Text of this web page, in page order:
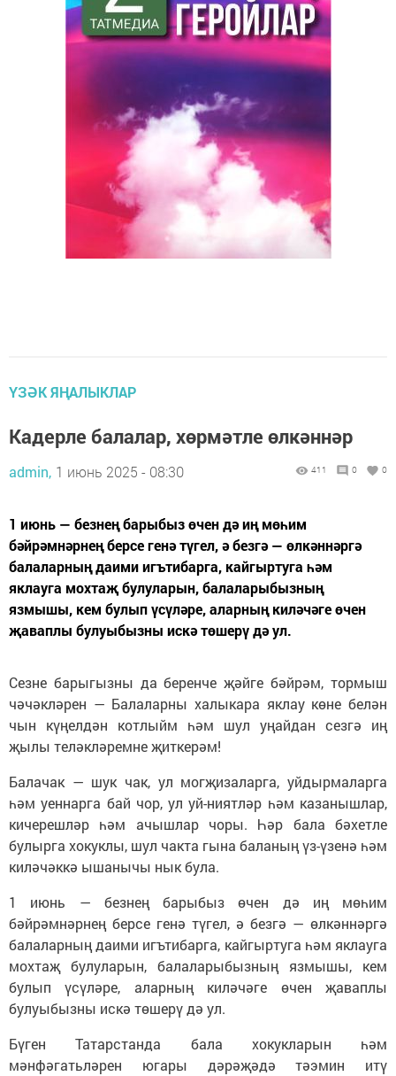
ҮЗӘК ЯҢАЛЫКЛАР
Кадерле балалар, хөрмәтле өлкәннәр
admin, 1 июнь 2025 - 08:30 411 0 0
1 июнь — безнең барыбыз өчен дә иң мөһим
бәйрәмнәрнең берсе генә түгел, ә безгә — өлкәннәргә
балаларның даими игътибарга, кайгыртуга һәм
яклауга мохтаҗ булуларын, балаларыбызның
язмышы, кем булып үсүләре, аларның киләчәге өчен
җаваплы булуыбызны искә төшерү дә ул.
Сезне барыгызны да беренче җәйге бәйрәм, тормыш
чәчәкләрен — Балаларны халыкара яклау көне белән
чын күңелдән котлыйм һәм шул уңайдан сезгә иң
җылы теләкләремне җиткерәм!
Балачак — шук чак, ул могҗизаларга, уйдырмаларга
һәм уеннарга бай чор, ул уй-ниятләр һәм казанышлар,
кичерешләр һәм ачышлар чоры. Һәр бала бәхетле
булырга хокуклы, шул чакта гына баланың үз-үзенә һәм
киләчәккә ышанычы нык була.
1 июнь — безнең барыбыз өчен дә иң мөһим
бәйрәмнәрнең берсе генә түгел, ә безгә — өлкәннәргә
балаларның даими игътибарга, кайгыртуга һәм яклауга
мохтаҗ булуларын, балаларыбызның язмышы, кем
булып үсүләре, аларның киләчәге өчен җаваплы
булуыбызны искә төшерү дә ул.
Бүген Татарстанда бала хокукларын һәм
мәнфәгатьләрен югары дәрәҗәдә тәэмин итү